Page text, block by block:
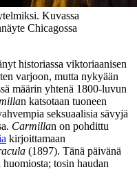
Kuvassa
Chicagossa
historiassa viktoriaanisen
varjoon, mutta nykyään
määrin yhtenä 1800‑luvun
n katsotaan tuoneen
seksuaalisia sävyjä
Carmillan on pohdittu
kirjoittamaan
(1897). Tänä päivänä
tosin haudan